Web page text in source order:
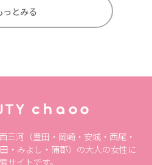
っとみる
三河（豊田・岡崎・安城・西尾・
・みよし・蒲郡）の大人の女性に
サイトです。